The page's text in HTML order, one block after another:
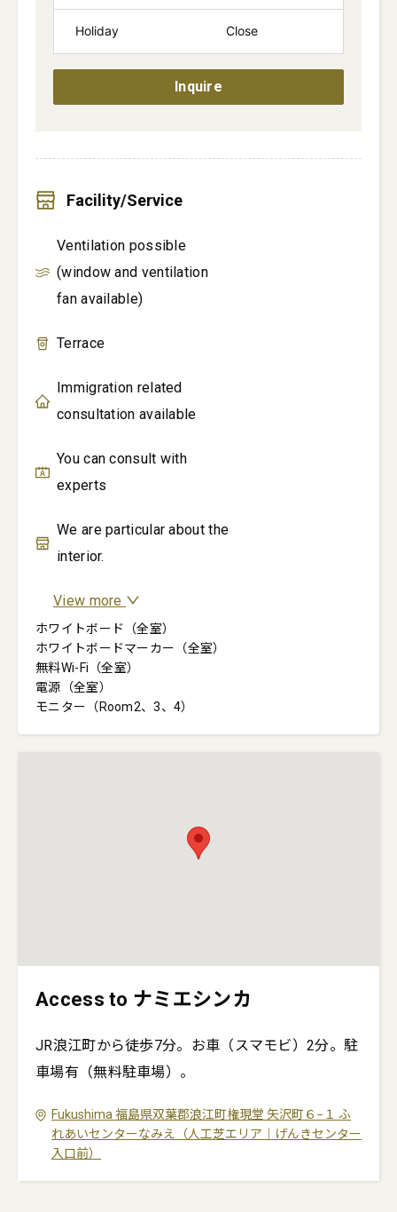
Holiday Close
Inquire
Facility/Service
Ventilation possible
(window and ventilation
fan available)
Terrace
Immigration related
consultation available
You can consult with
experts
We are particular about the
interior.
View more
ホワイトボード（全室）
ホワイトボードマーカー（全室）
無料Wi-Fi（全室）
電源（全室）
モニター（Room2、3、4）
Access to ナミエシンカ
JR浪江町から徒歩7分。お車（スマモビ）2分。駐
車場有（無料駐車場）。
Fukushima 福島県双葉郡浪江町権現堂 矢沢町６−１ ふ
れあいセンターなみえ（人工芝エリア｜げんきセンター
入口前）